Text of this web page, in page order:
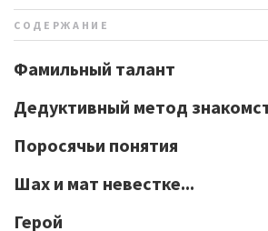
СОДЕРЖАНИЕ
Фамильный талант
Дедуктивный метод
Поросячьи понятия
Шах и мат невестке...
Герой